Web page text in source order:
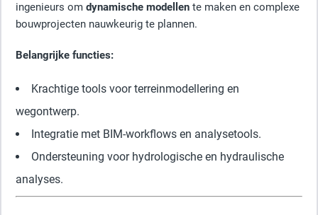
ingenieurs om dynamische modellen te maken en complexe
bouwprojecten nauwkeurig te plannen.
Belangrijke functies:
Krachtige tools voor terreinmodellering en
wegontwerp.
Integratie met BIM-workflows en analysetools.
Ondersteuning voor hydrologische en hydraulische
analyses.